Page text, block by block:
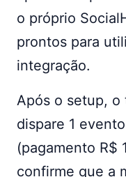
o próprio
prontos para
integração.
Após o setup, o
dispare 1
(pagamento R$
confirme que a